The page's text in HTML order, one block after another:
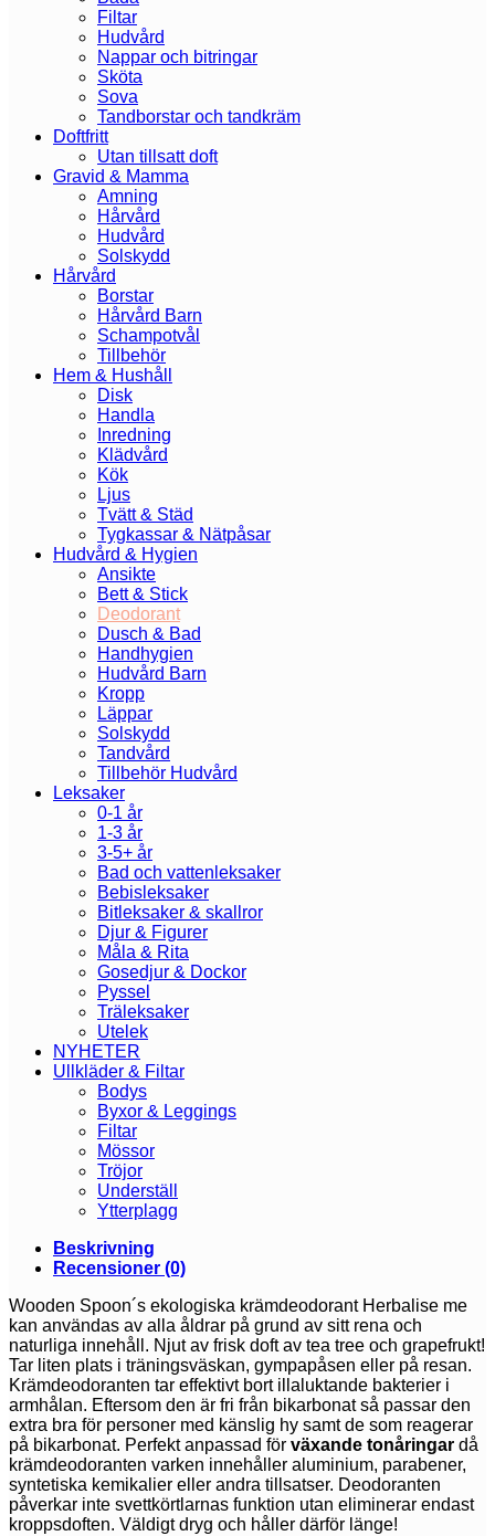
Filtar
Hudvård
Nappar och bitringar
Sköta
Sova
Tandborstar och tandkräm
Doftfritt
Utan tillsatt doft
Gravid & Mamma
Amning
Hårvård
Hudvård
Solskydd
Hårvård
Borstar
Hårvård Barn
Schampotvål
Tillbehör
Hem & Hushåll
Disk
Handla
Inredning
Klädvård
Kök
Ljus
Tvätt & Städ
Tygkassar & Nätpåsar
Hudvård & Hygien
Ansikte
Bett & Stick
Deodorant
Dusch & Bad
Handhygien
Hudvård Barn
Kropp
Läppar
Solskydd
Tandvård
Tillbehör Hudvård
Leksaker
0-1 år
1-3 år
3-5+ år
Bad och vattenleksaker
Bebisleksaker
Bitleksaker & skallror
Djur & Figurer
Måla & Rita
Gosedjur & Dockor
Pyssel
Träleksaker
Utelek
NYHETER
Ullkläder & Filtar
Bodys
Byxor & Leggings
Filtar
Mössor
Tröjor
Underställ
Ytterplagg
Beskrivning
Recensioner (0)
Wooden Spoon´s ekologiska krämdeodorant Herbalise me
kan användas av alla åldrar på grund av sitt rena och
naturliga innehåll. Njut av frisk doft av tea tree och grapefrukt!
Tar liten plats i träningsväskan, gympapåsen eller på resan.
Krämdeodoranten tar effektivt bort illaluktande bakterier i
armhålan. Eftersom den är fri från bikarbonat så passar den
extra bra för personer med känslig hy samt de som reagerar
på bikarbonat. Perfekt anpassad för växande tonåringar då
krämdeodoranten varken innehåller aluminium, parabener,
syntetiska kemikalier eller andra tillsatser. Deodoranten
påverkar inte svettkörtlarnas funktion utan eliminerar endast
kroppsdoften. Väldigt dryg och håller därför länge!